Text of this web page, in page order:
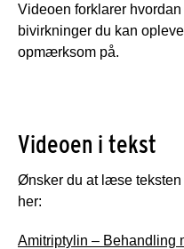
Videoen forklarer
bivirkninger du kan
opmærksom på.
Videoen i tekst
Ønsker du at læse teksten
her:
Amitriptylin – Behandling